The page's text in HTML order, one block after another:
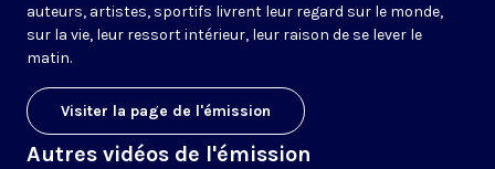
auteurs, artistes, sportifs livrent leur regard sur le monde,
sur la vie, leur ressort intérieur, leur raison de se lever le
matin.
Visiter la page de l'émission
Autres vidéos de l'émission